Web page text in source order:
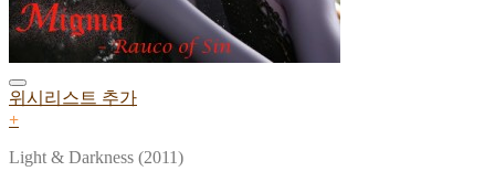
위시리스트 추가
+
Light & Darkness (2011)